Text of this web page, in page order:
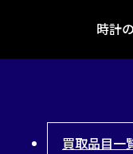
時計
買取品目一